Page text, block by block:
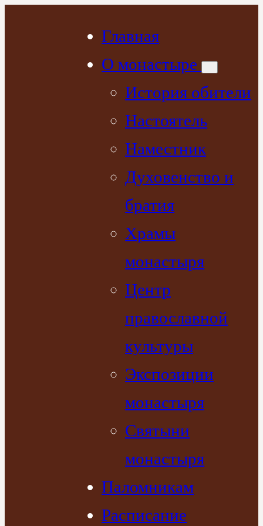
Главная
О монастыре
История обители
Настоятель
Наместник
Духовенство и
братия
Храмы
монастыря
Центр
православной
культуры
Экспозиции
монастыря
Святыни
монастыря
Паломникам
Расписание